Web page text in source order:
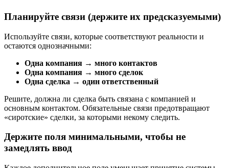
Планируйте связи (держите их предсказуемыми)
Используйте связи, которые соответствуют реальности и
остаются однозначными:
Одна компания → много контактов
Одна компания → много сделок
Одна сделка → один ответственный
Решите, должна ли сделка быть связана с компанией и
основным контактом. Обязательные связи предотвращают
«сиротские» сделки, за которыми некому следить.
Держите поля минимальными, чтобы не
замедлять ввод